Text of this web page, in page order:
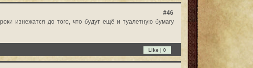
#46
изнежатся до того, что будут ещё и туалетную бумагу
Like | 0